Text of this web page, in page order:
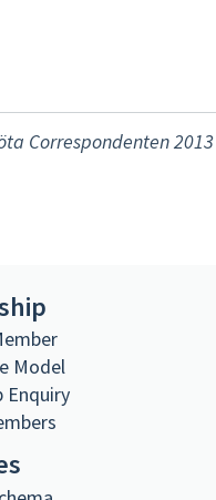
Correspondenten 2013
Model
Enquiry